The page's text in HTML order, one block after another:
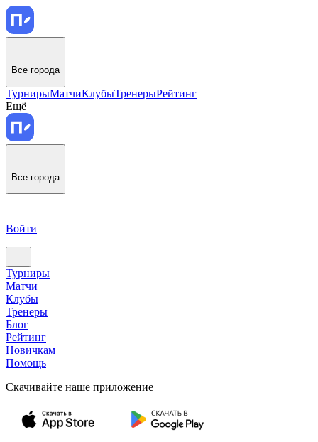
Все города
ТурнирыМатчиКлубыТренерыРейтинг
Ещё
Все города
Войти
Турниры
Матчи
Клубы
Тренеры
Блог
Рейтинг
Новичкам
Помощь
Скачивайте наше приложение